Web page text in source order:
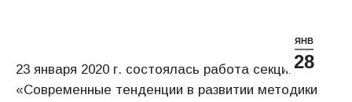
ЯНВ
28
23 января 2020 г. состоялась работа секции
«Современные тенденции в развитии методики